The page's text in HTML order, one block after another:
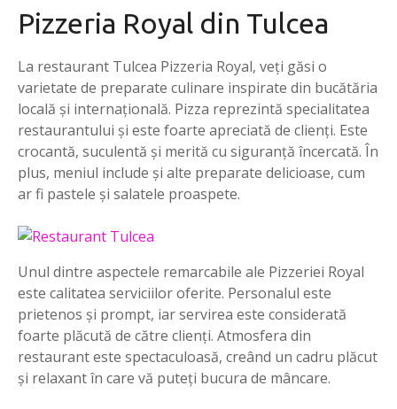
Pizzeria Royal din Tulcea
La restaurant Tulcea Pizzeria Royal, veți găsi o
varietate de preparate culinare inspirate din bucătăria
locală și internațională. Pizza reprezintă specialitatea
restaurantului și este foarte apreciată de clienți. Este
crocantă, suculentă și merită cu siguranță încercată. În
plus, meniul include și alte preparate delicioase, cum
ar fi pastele și salatele proaspete.
Unul dintre aspectele remarcabile ale Pizzeriei Royal
este calitatea serviciilor oferite. Personalul este
prietenos și prompt, iar servirea este considerată
foarte plăcută de către clienți. Atmosfera din
restaurant este spectaculoasă, creând un cadru plăcut
și relaxant în care vă puteți bucura de mâncare.